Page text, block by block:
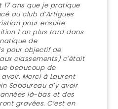
ans que je pratique
au club d’Artigues
pour ensuite
1 an plus tard dans
de
pour objectif de
classements) c’était
beaucoup de
Merci à Laurent
Saboureau d’y avoir
là-bas et des
gravées. C’est en